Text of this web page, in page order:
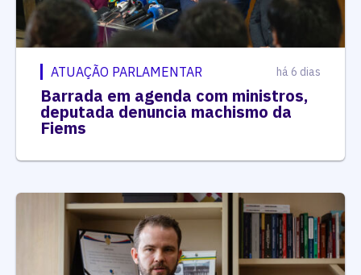
ATUAÇÃO PARLAMENTAR há 6 dias
Barrada em agenda com ministros,
deputada denuncia machismo da
Fiems